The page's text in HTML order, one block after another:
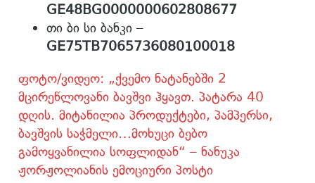
GE48BG0000000602808677
თი ბი სი ბანკი –
GE75TB7065736080100018
ფოტო/ვიდეო: „ქვემო ნატანებში 2
მცირეწლოვანი ბავშვი ჰყავთ. პატარა 40
დღის. მიტანილია პროდუქტები, პამპერსი,
ბავშვის საჭმელი…მოხუცი ბებო
გამოყვანილია სოფლიდან“ – ნანუკა
ჟორჟოლიანის ემოციური პოსტი